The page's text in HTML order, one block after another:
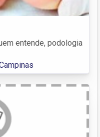
entende, podologia